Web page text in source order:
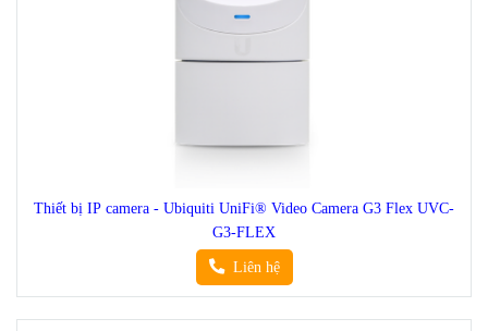
Thiết bị IP camera - Ubiquiti UniFi® Video Camera G3 Flex UVC-
G3-FLEX
Liên hệ